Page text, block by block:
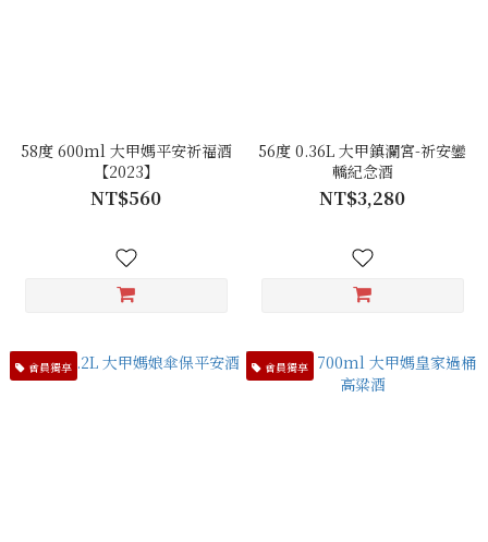
58度 600ml 大甲媽平安祈福酒
【2023】
NT$560
56度 0.36L 大甲鎮瀾宮-祈安鑾
轎紀念酒
NT$3,280
會員獨享 會員獨享